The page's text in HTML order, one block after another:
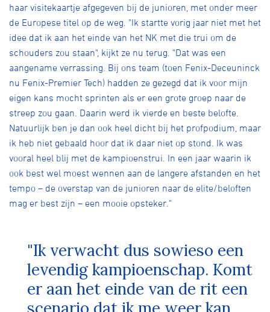
haar visitekaartje afgegeven bij de junioren, met onder meer
de Europese titel op de weg. "Ik startte vorig jaar niet met het
idee dat ik aan het einde van het NK met die trui om de
schouders zou staan", kijkt ze nu terug. "Dat was een
aangename verrassing. Bij ons team (toen Fenix-Deceuninck
nu Fenix-Premier Tech) hadden ze gezegd dat ik voor mijn
eigen kans mocht sprinten als er een grote groep naar de
streep zou gaan. Daarin werd ik vierde en beste belofte.
Natuurlijk ben je dan ook heel dicht bij het profpodium, maar
ik heb niet gebaald hoor dat ik daar niet op stond. Ik was
vooral heel blij met de kampioenstrui. In een jaar waarin ik
ook best wel moest wennen aan de langere afstanden en het
tempo – de overstap van de junioren naar de elite/beloften
mag er best zijn – een mooie opsteker."
"Ik verwacht dus sowieso een
levendig kampioenschap. Komt
er aan het einde van de rit een
scenario dat ik me weer kan